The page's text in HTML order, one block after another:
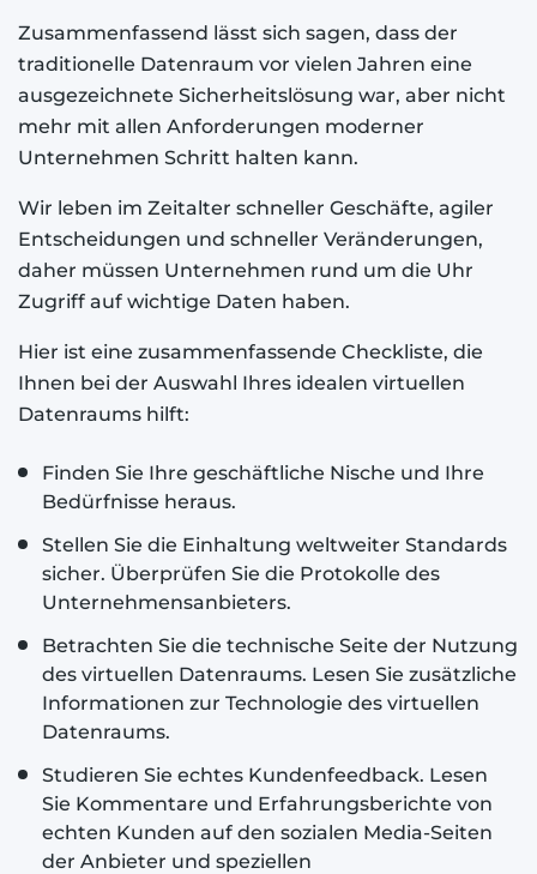
Zusammenfassend lässt sich sagen, dass der
traditionelle Datenraum vor vielen Jahren eine
ausgezeichnete Sicherheitslösung war, aber nicht
mehr mit allen Anforderungen moderner
Unternehmen Schritt halten kann.
Wir leben im Zeitalter schneller Geschäfte, agiler
Entscheidungen und schneller Veränderungen,
daher müssen Unternehmen rund um die Uhr
Zugriff auf wichtige Daten haben.
Hier ist eine zusammenfassende Checkliste, die
Ihnen bei der Auswahl Ihres idealen virtuellen
Datenraums hilft:
Finden Sie Ihre geschäftliche Nische und Ihre
Bedürfnisse heraus.
Stellen Sie die Einhaltung weltweiter Standards
sicher. Überprüfen Sie die Protokolle des
Unternehmensanbieters.
Betrachten Sie die technische Seite der Nutzung
des virtuellen Datenraums. Lesen Sie zusätzliche
Informationen zur Technologie des virtuellen
Datenraums.
Studieren Sie echtes Kundenfeedback. Lesen
Sie Kommentare und Erfahrungsberichte von
echten Kunden auf den sozialen Media-Seiten
der Anbieter und speziellen